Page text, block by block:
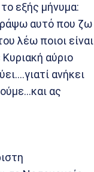
εξής μήνυμα:
αυτό που ζω
λέω ποιοι είναι
αύριο
ανήκει
ας